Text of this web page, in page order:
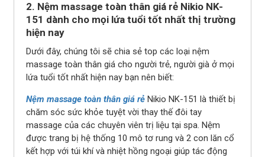
2. Nệm massage toàn thân giá rẻ Nikio NK-
151 dành cho mọi lứa tuổi tốt nhất thị trường
hiện nay
Dưới đây, chúng tôi sẽ chia sẻ top các loại nệm
massage toàn thân giá cho người trẻ, người già ở mọi
lứa tuổi tốt nhất hiện nay bạn nên biết:
Nệm massage toàn thân giá rẻ Nikio NK-151 là thiết bị
chăm sóc sức khỏe tuyệt vời thay thế đôi tay
massage của các chuyên viên trị liệu tại spa. Nệm
được trang bị hệ thống 10 mô tơ rung và 2 con lăn cổ
kết hợp với túi khí và nhiệt hồng ngoại giúp tác động